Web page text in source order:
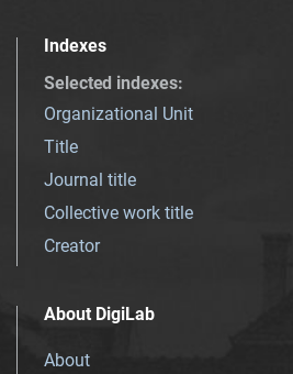
Indexes
Selected indexes:
Organizational Unit
Title
Journal title
Collective work title
Creator
About DigiLab
About